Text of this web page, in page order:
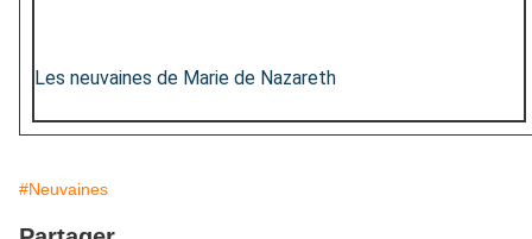
Les neuvaines de Marie de Nazareth
#Neuvaines